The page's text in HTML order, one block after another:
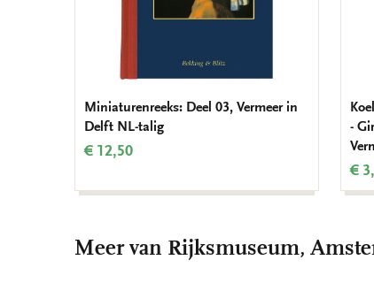
Miniaturenreeks: Deel 03, Vermeer in
Delft NL-talig
€ 12,50
-
€
Meer van Rijksmuseum,